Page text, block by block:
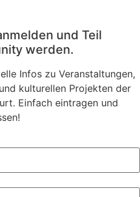
und Teil
werden.
Infos zu Veranstaltungen,
kulturellen Projekten der
Einfach eintragen und